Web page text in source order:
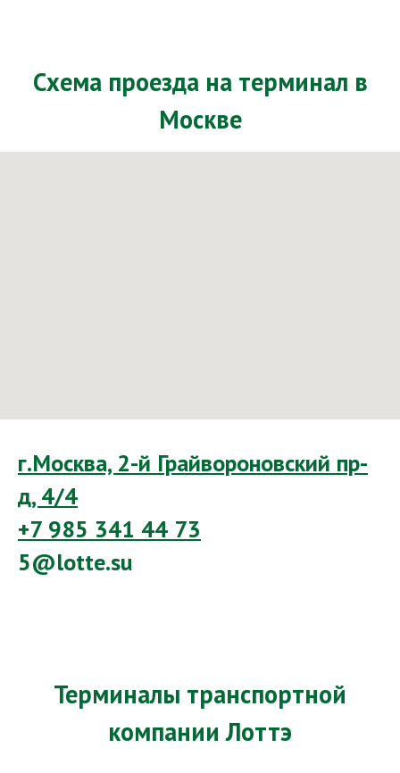
Схема проезда на терминал в
Москве
г.Москва, 2-й Грайвороновский пр-
д, 4/4
+7 985 341 44 73
5@lotte.su
Терминалы транспортной
компании Лоттэ